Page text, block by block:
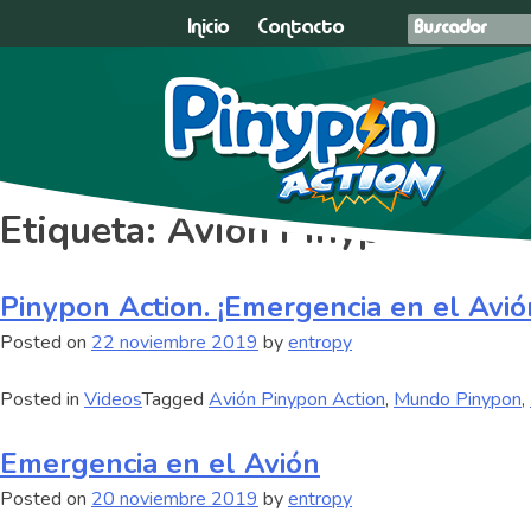
Inicio Contacto
Etiqueta: Avión Pinypon
Pinypon Action. ¡Emergencia en el
Posted on 22 noviembre 2019 byentropy
Posted in VideosTagged Avión Pinypon Action, Mundo Pinypon,
Emergencia en el Avión
Posted on 20 noviembre 2019 byentropy